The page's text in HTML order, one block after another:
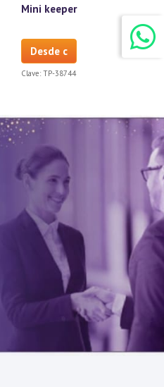
Mini keeper
Desde c
Clave:TP-38744